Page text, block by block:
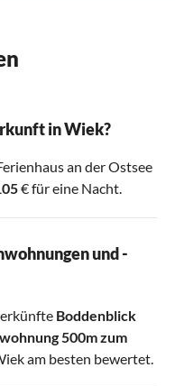
in Wiek?
an der Ostsee
€ für eine Nacht.
und -
Boddenblick
500m zum
am besten bewertet.